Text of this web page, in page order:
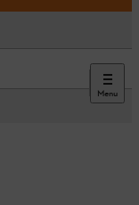
Menu